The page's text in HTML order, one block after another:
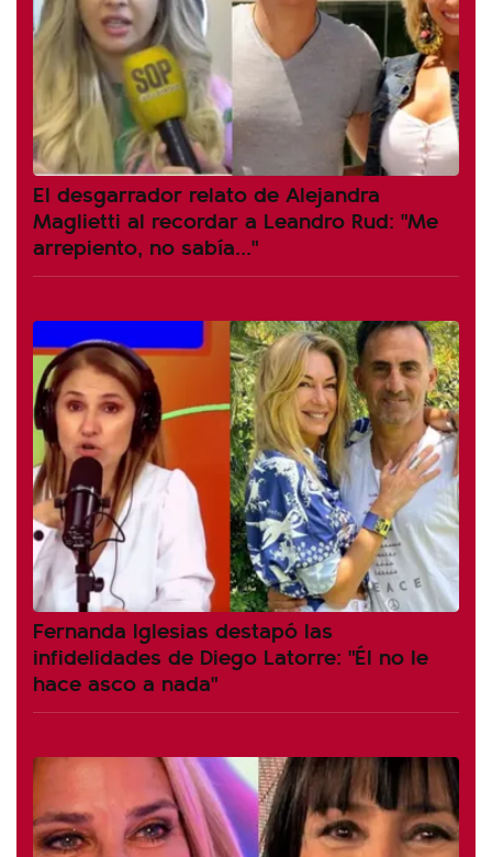
El desgarrador relato de Alejandra
Maglietti al recordar a Leandro Rud: "Me
arrepiento, no sabía..."
Fernanda Iglesias destapó las
infidelidades de Diego Latorre: "Él no le
hace asco a nada"